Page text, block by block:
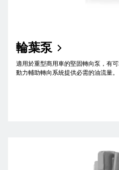
輪葉泵
適用於重型商用車的堅固轉向泵，有
動力輔助轉向系統提供必需的油流量。